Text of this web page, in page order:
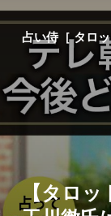
占い侍［ タロ
【タロッ